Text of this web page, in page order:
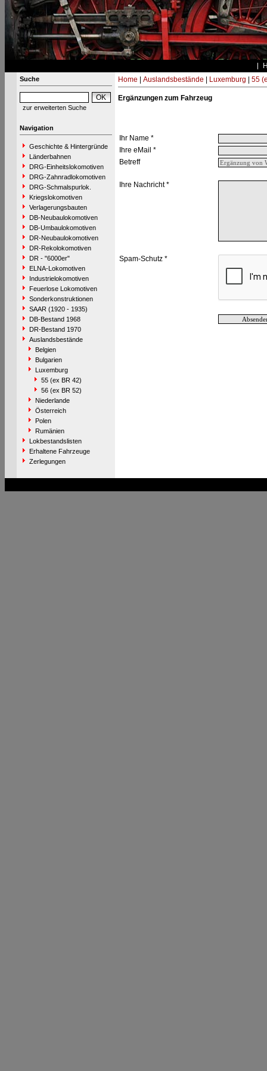
Suche
zur erweiterten Suche
Navigation
Geschichte & Hintergründe
Länderbahnen
DRG-Einheitslokomotiven
DRG-Zahnradlokomotiven
DRG-Schmalspurlok.
Kriegslokomotiven
Verlagerungsbauten
DB-Neubaulokomotiven
DB-Umbaulokomotiven
DR-Neubaulokomotiven
DR-Rekolokomotiven
DR - "6000er"
ELNA-Lokomotiven
Industrielokomotiven
Feuerlose Lokomotiven
Sonderkonstruktionen
SAAR (1920 - 1935)
DB-Bestand 1968
DR-Bestand 1970
Auslandsbestände
Belgien
Bulgarien
Luxemburg
55 (ex BR 42)
56 (ex BR 52)
Niederlande
Österreich
Polen
Rumänien
Lokbestandslisten
Erhaltene Fahrzeuge
Zerlegungen
Home Auslandsbestände Luxemburg 55
Ergänzungen zum Fahrzeug
Ihr Name *
Ihre eMail *
Betreff
Ihre Nachricht *
Spam-Schutz *